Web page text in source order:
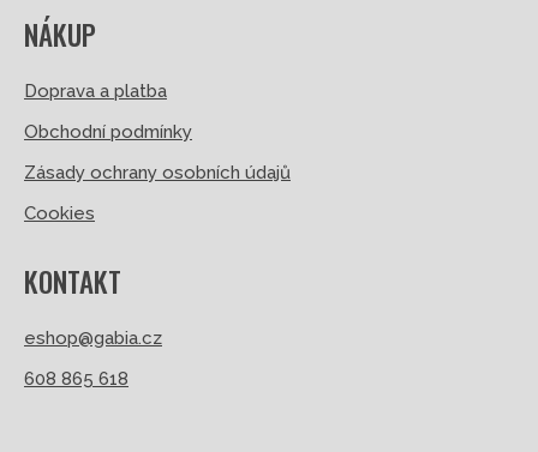
NÁKUP
Doprava a platba
Obchodní podmínky
Zásady ochrany osobních údajů
Cookies
KONTAKT
eshop@gabia.cz
608 865 618